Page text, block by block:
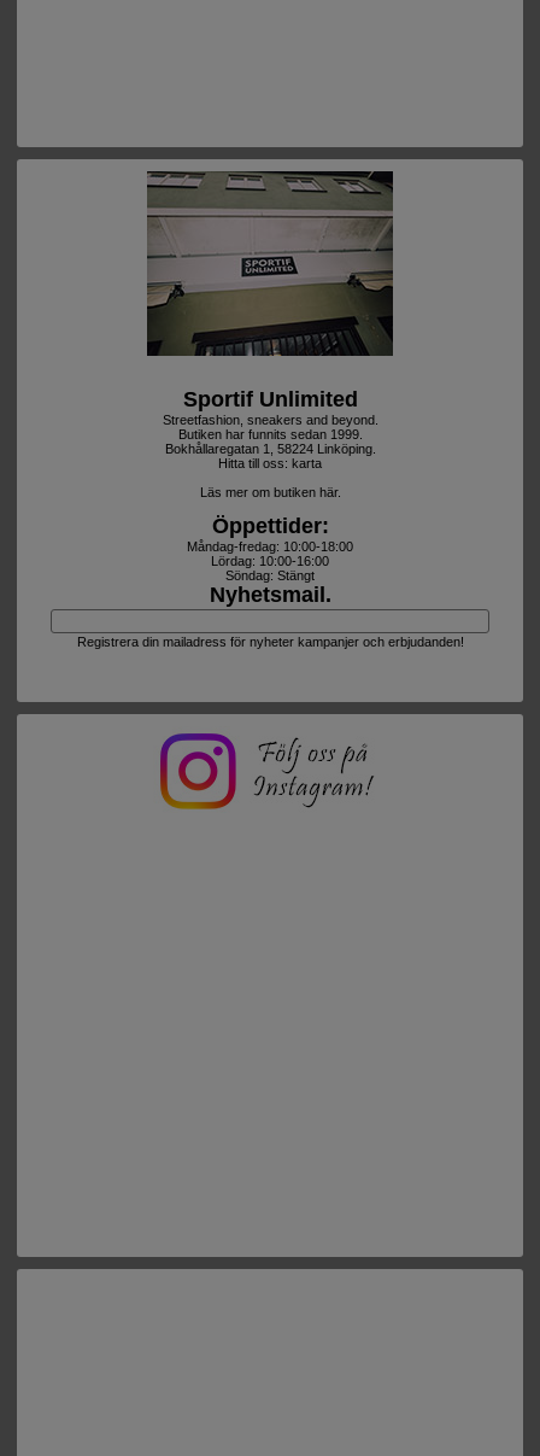
Sportif Unlimited
Streetfashion, sneakers and beyond.
Butiken har funnits sedan 1999.
Bokhållaregatan 1, 58224 Linköping.
Hitta till oss: karta
Läs mer om butiken här.
Öppettider:
Måndag-fredag: 10:00-18:00
Lördag: 10:00-16:00
Söndag: Stängt
Nyhetsmail.
Registrera din mailadress för nyheter kampanjer och erbjudanden!